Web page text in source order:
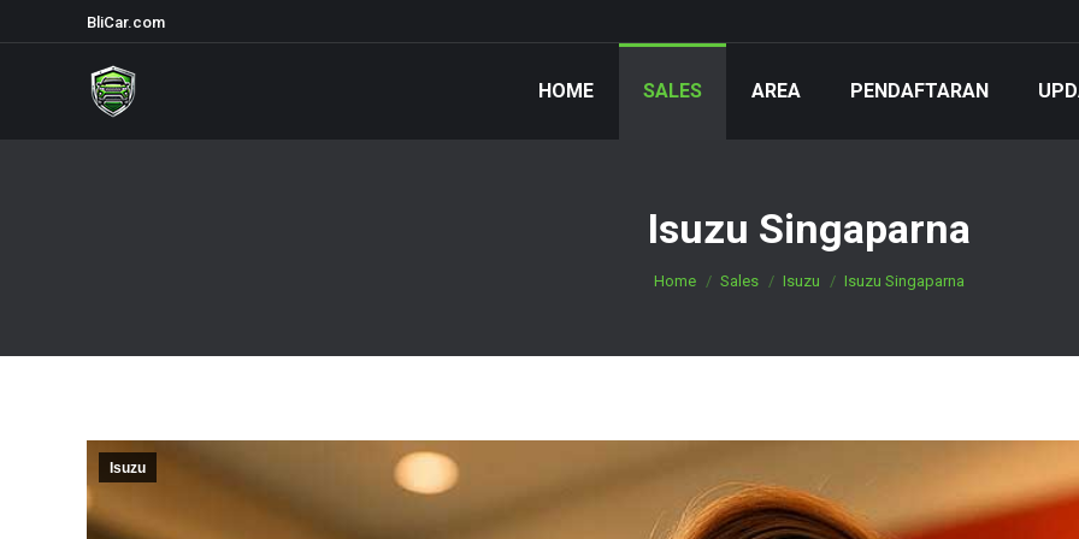
BliCar.com
HOME SALES AREA PENDAFTARAN
Isuzu Singaparna
You are here:
Home Sales Isuzu Isuzu Singaparna
Isuzu